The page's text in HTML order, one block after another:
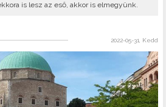
is lesz az eső, akkor is elmegyünk.
2022-05-31, Kedd